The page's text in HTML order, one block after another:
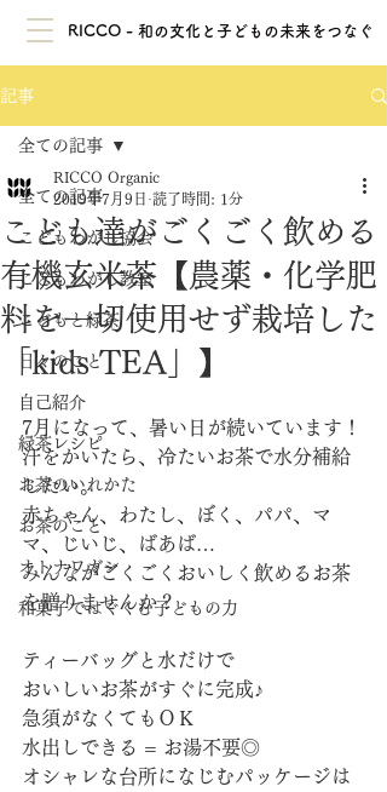
RICCO - 和の文化と子どもの未来をつなぐ
記事
全ての記事
こどもわがし協会
こどもわがし教室
こどもと緑茶
日々のこと
自己紹介
緑茶レシピ
お茶のいれかた
お茶のこと
オトナワガシ
和菓子ではぐくむ子どもの力
全ての記事
こども達がごくごく飲める
有機玄米茶【農薬・化学肥
料を一切使用せず栽培した
「kids TEA」】
RICCO Organic
2019年7月9日 読了時間: 1分
7月になって、暑い日が続いています！
汗をかいたら、冷たいお茶で水分補給
したい。
赤ちゃん、わたし、ぼく、パパ、マ
マ、じいじ、ばあば…
みんながごくごくおいしく飲めるお茶
を贈りませんか？
ティーバッグと水だけで
おいしいお茶がすぐに完成♪
急須がなくてもＯＫ
水出しできる = お湯不要◎
オシャレな台所になじむパッケージは